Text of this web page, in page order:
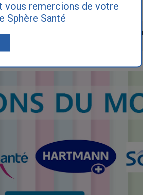
votre médecin. Consultez votre médecin
vous remercions de votre
Sphère Santé